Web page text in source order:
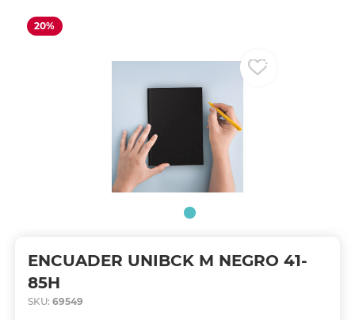
20%
ENCUADER UNIBCK M NEGRO 41-
85H
SKU: 69549